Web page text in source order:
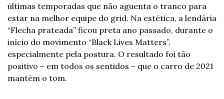
últimas temporadas que não aguenta o tranco para
estar na melhor equipe do grid. Na estética, a lendária
“Flecha prateada” ficou preta ano passado, durante o
início do movimento “Black Lives Matters”,
especialmente pela postura. O resultado foi tão
positivo – em todos os sentidos – que o carro de 2021
mantém o tom.